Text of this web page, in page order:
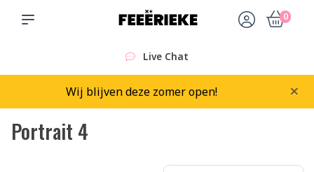
0
Live Chat
Wij blijven deze zomer open! ×
Portrait 4